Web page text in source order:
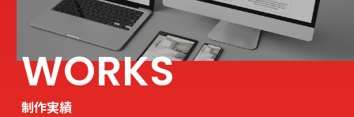
制作実績